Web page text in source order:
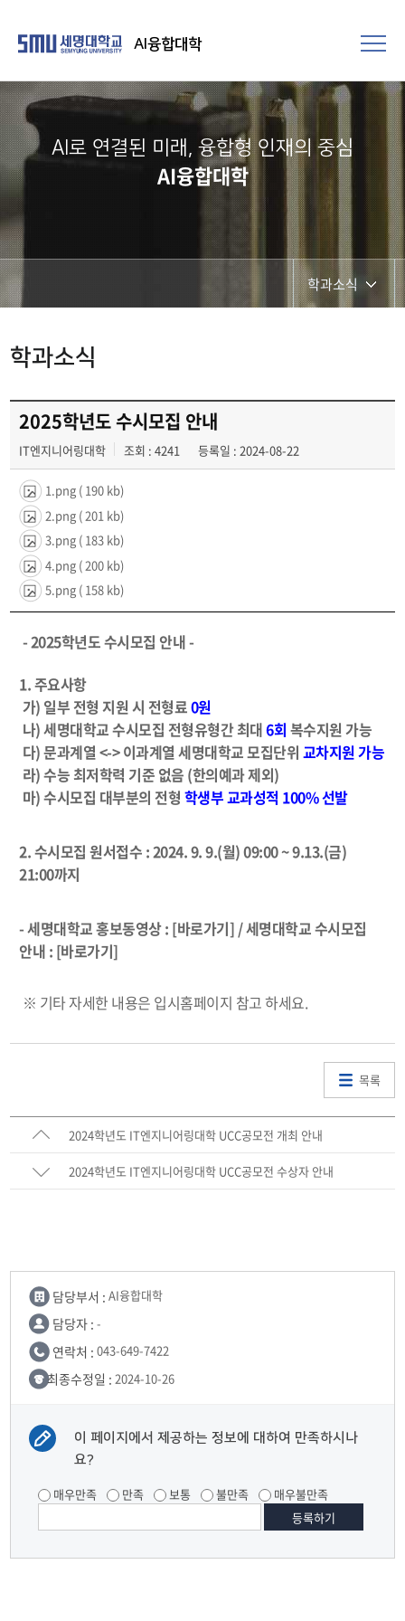
AI융합대학
AI로 연결된 미래, 융합형 인재의 중심
AI융합대학
학과소식
학과소식
2025학년도 수시모집 안내
IT엔지니어링대학 조회 : 4241 등록일 : 2024-08-22
1.png ( 190 kb)
2.png ( 201 kb)
3.png ( 183 kb)
4.png ( 200 kb)
5.png ( 158 kb)
-2025학년도 수시모집 안내 -
1. 주요사항
가) 일부 전형 지원 시 전형료0원
나) 세명대학교 수시모집 전형유형간 최대6회 복수지원 가능
다) 문과계열 <-> 이과계열 세명대학교 모집단위 교차지원 가능
라) 수능 최저학력 기준 없음 (한의예과 제외)
마) 수시모집 대부분의 전형 학생부 교과성적 100% 선발
2. 수시모집 원서접수 : 2024. 9. 9.(월) 09:00 ~ 9.13.(금)
21:00까지
- 세명대학교 홍보동영상 : [바로가기] /세명대학교 수시모집
안내 : [바로가기]
※ 기타 자세한 내용은 입시홈페이지 참고 하세요.
목록
2024학년도 IT엔지니어링대학 UCC공모전 개최 안내
2024학년도 IT엔지니어링대학 UCC공모전 수상자 안내
담당부서 : AI융합대학
담당자 : -
연락처 : 043-649-7422
최종수정일 : 2024-10-26
이 페이지에서 제공하는 정보에 대하여 만족하시나
요?
매우만족 만족 보통 불만족 매우불만족